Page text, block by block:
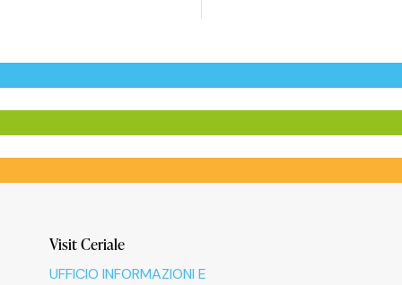
Visit Ceriale
UFFICIO INFORMAZIONI E